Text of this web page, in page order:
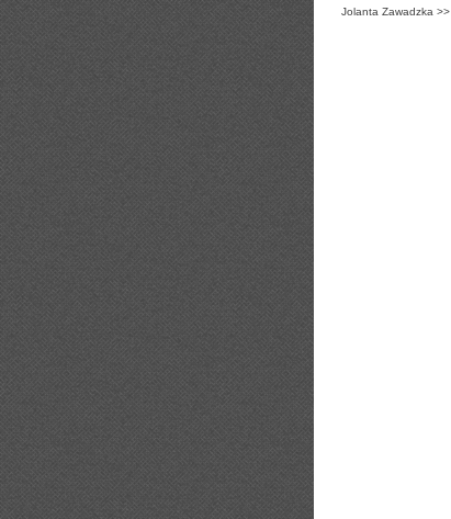
Jolanta Zawadzka >>